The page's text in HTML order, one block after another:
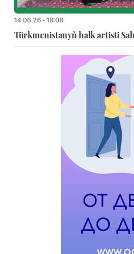
14.06.26 - 18:08
Türkmenistanyň halk artisti